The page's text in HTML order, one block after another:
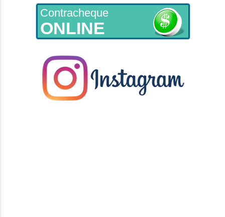
Contracheque
ONLINE